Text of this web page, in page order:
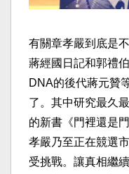
有關章孝嚴到底是
蔣經國日記和郭禮
DNA的後代蔣元贊
了。其中研究最久
的新書《門裡還是
孝嚴乃至正在競選
受挑戰。讓真相繼